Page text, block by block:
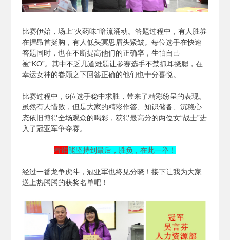
比赛伊始，场上"火药味”暗流涌动。答题过程中，有人胜券
在握昂首挺胸，有人低头冥思眉头紧皱。每位选手在快速
答题同时，也在不断提高他们的正确率，生怕自己
被“KO”。其中不乏几道难题让参赛选手不禁抓耳挠腮，在
幸运女神的眷顾之下回答正确的他们也十分喜悦。
比赛过程中，6位选手稳中求胜，带来了精彩纷呈的表现。
虽然有人惜败，但是大家的精彩作答、知识储备、沉稳心
态依旧博得全场观众的喝彩，获得最高分的两位女“战士”进
入了冠亚军争夺赛。
看谁能坚持到最后，胜负，在此一举！
经过一番龙争虎斗，冠亚军也终见分晓！接下让我为大家
送上热腾腾的获奖名单吧！